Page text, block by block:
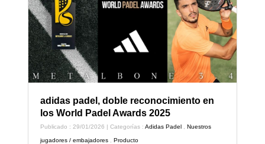
adidas padel, doble reconocimiento en
los World Padel Awards 2025
Publicado : 29/01/2026 | Categorías :Adidas Padel ,Nuestros
jugadores / embajadores ,Producto